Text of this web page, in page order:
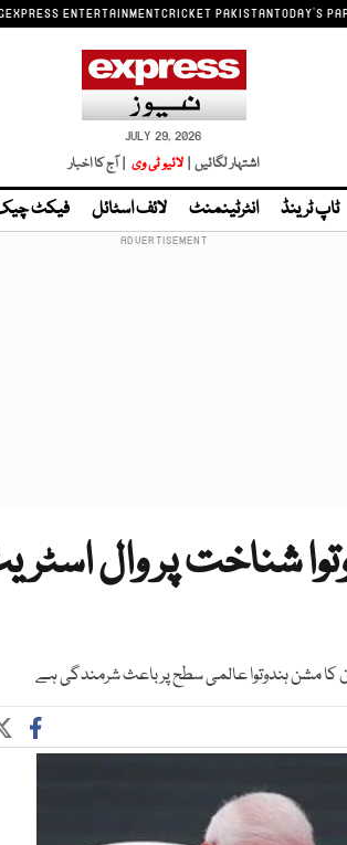
EXPRESS ENTERTAINMENTCRICKET PAKISTANTODAY'S
JULY 29, 2026
اشتہار لگائیں | لائیو ٹی وی | آج کا اخبار
ٹاپ ٹرینڈ انٹرٹینمنٹ لائف اسٹائل فیکٹ
شناخت پر وال
کا مشن ہندوتوا عالمی سطح پر باعث شرمندگی ہے